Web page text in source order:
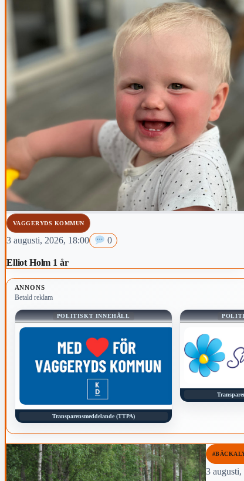
VAGGERYDS KOMMUN
3 augusti, 2026, 18:00 0
Elliot Holm 1 år
ANNONS
Betald reklam
POLITISKT INNEHÅLL
Transparensmeddelande (TTPA)
3